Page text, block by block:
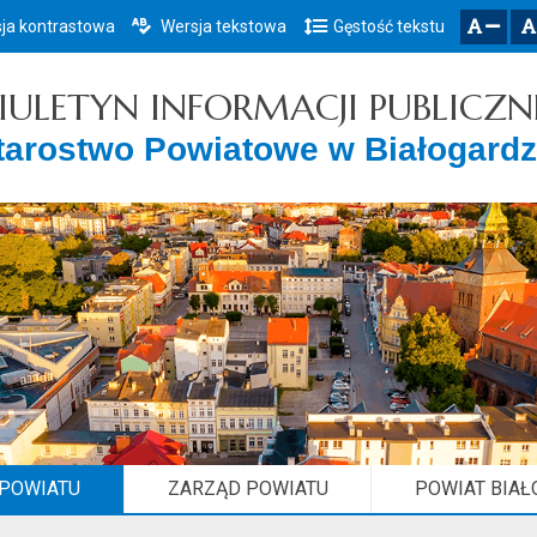
Przejdź do głównego menu
Przejdź do treści
Przejdź do mapy serwisu
kontrastowa Wersja tekstowa Gęstość tekstu
INFORMACJI
Powiatowe w
ZARZĄD POWIATU POWIAT